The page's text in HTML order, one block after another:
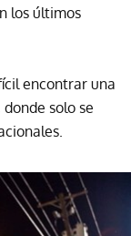
los últimos
encontrar una
solo se